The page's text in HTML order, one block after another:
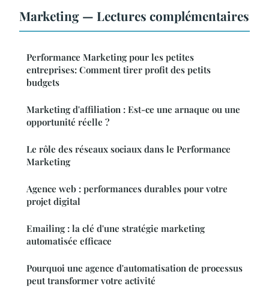
Marketing — Lectures complémentaires
Performance Marketing pour les petites
entreprises: Comment tirer profit des petits
budgets
Marketing d'affiliation : Est-ce une arnaque ou une
opportunité réelle ?
Le rôle des réseaux sociaux dans le Performance
Marketing
Agence web : performances durables pour votre
projet digital
Emailing : la clé d'une stratégie marketing
automatisée efficace
Pourquoi une agence d'automatisation de processus
peut transformer votre activité